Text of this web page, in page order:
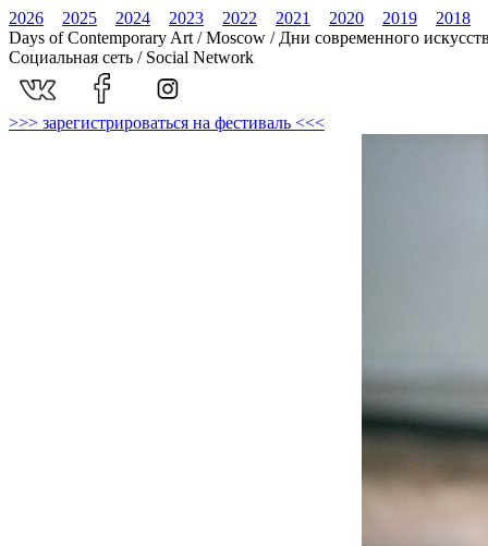
2026 2025 2024 2023 2022 2021 2020 2019
2018
Days of Contemporary Art / Moscow / Дни современного
Социальная сеть / Social Network
>>> зарегистрироваться на фестиваль <<<